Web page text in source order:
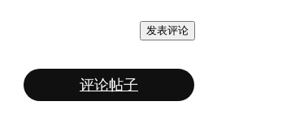
发表评论
评论帖子